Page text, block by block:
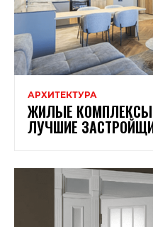
АРХИТЕКТУРА
ЖИЛЫЕ КОМПЛЕКСЫ
ЛУЧШИЕ